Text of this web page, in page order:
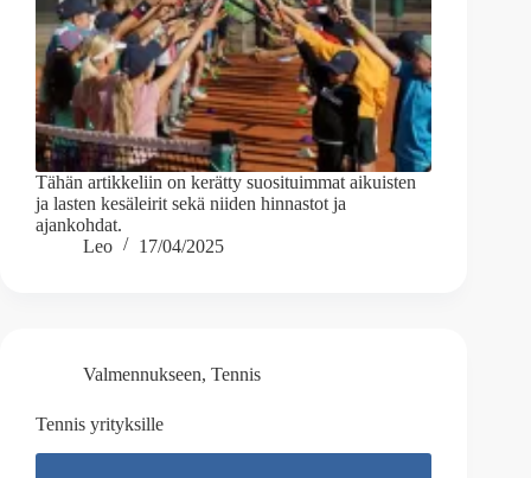
Tähän artikkeliin on kerätty suosituimmat aikuisten
ja lasten kesäleirit sekä niiden hinnastot ja
ajankohdat.
Leo
17/04/2025
Valmennukseen, Tennis
Tennis yrityksille